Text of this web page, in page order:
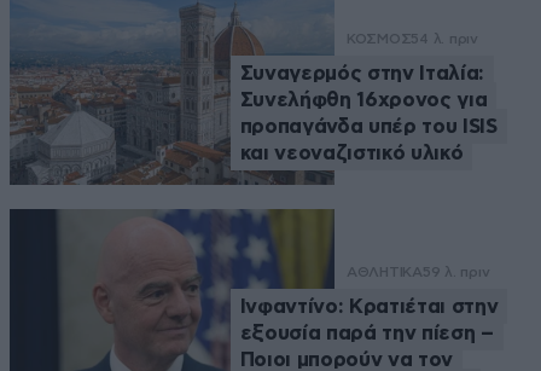
ΚΟΣΜΟΣ54 λ. πριν
Συναγερμός στην Ιταλία:
Συνελήφθη 16χρονος για
προπαγάνδα υπέρ του ISIS
και νεοναζιστικό υλικό
ΑΘΛΗΤΙΚΑ59 λ. πριν
Ινφαντίνο: Κρατιέται στην
εξουσία παρά την πίεση –
Ποιοι μπορούν να τον